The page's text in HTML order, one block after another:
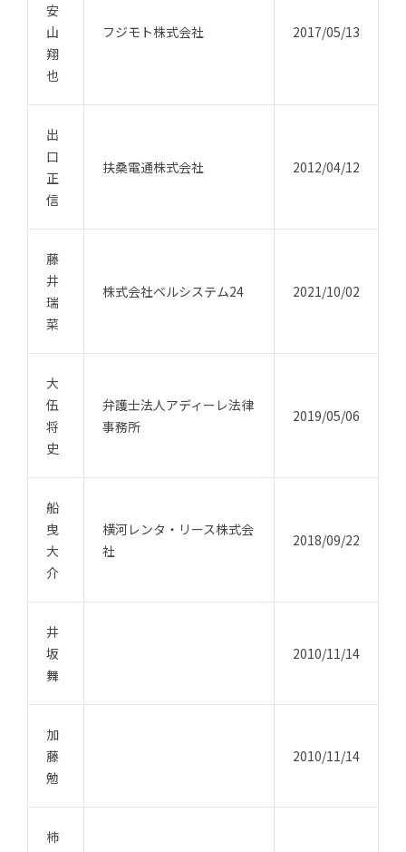
安
山
翔
也
フジモト株式会社 2017/05/13
出
口
正
信
扶桑電通株式会社 2012/04/12
藤
井
瑞
菜
株式会社ベルシステム24 2021/10/02
大
伍
将
史
弁護士法人アディーレ法律
事務所
2019/05/06
船
曳
大
介
横河レンタ・リース株式会
社
2018/09/22
井
坂
舞
2010/11/14
加
藤
勉
2010/11/14
柿